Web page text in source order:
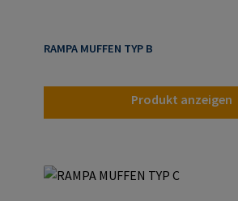
RAMPA MUFFEN TYP B
Produkt anzeigen